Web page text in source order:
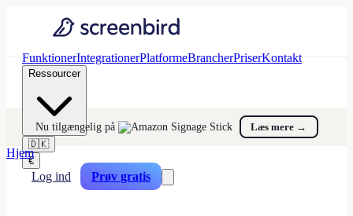
FunktionerIntegrationerPlatformeBrancherPriserKontakt
Ressourcer
🇩🇰
€
Log ind Prøv gratis
Nu tilgængelig på Læs mere →
Hjem